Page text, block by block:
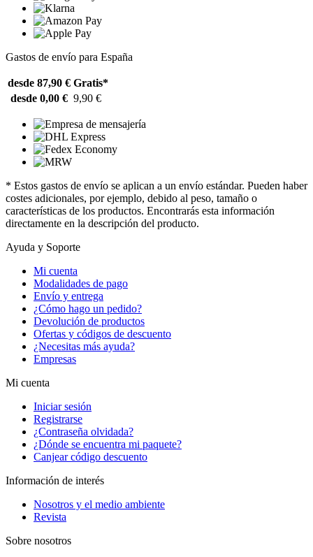
Gastos de envío para España
desde 87,90 € Gratis*
desde 0,00 € 9,90 €
* Estos gastos de envío se aplican a un envío estándar. Pueden haber
costes adicionales, por ejemplo, debido al peso, tamaño o
características de los productos. Encontrarás esta información
directamente en la descripción del producto.
Ayuda y Soporte
Mi cuenta
Modalidades de pago
Envío y entrega
¿Cómo hago un pedido?
Devolución de productos
Ofertas y códigos de descuento
¿Necesitas más ayuda?
Empresas
Mi cuenta
Iniciar sesión
Registrarse
¿Contraseña olvidada?
¿Dónde se encuentra mi paquete?
Canjear código descuento
Información de interés
Nosotros y el medio ambiente
Revista
Sobre nosotros